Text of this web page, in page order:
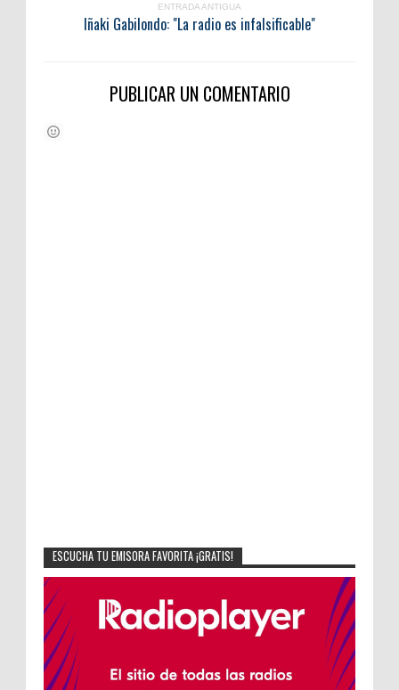
ENTRADA ANTIGUA
Iñaki Gabilondo: "La radio es infalsificable"
PUBLICAR UN COMENTARIO
ESCUCHA TU EMISORA FAVORITA ¡GRATIS!